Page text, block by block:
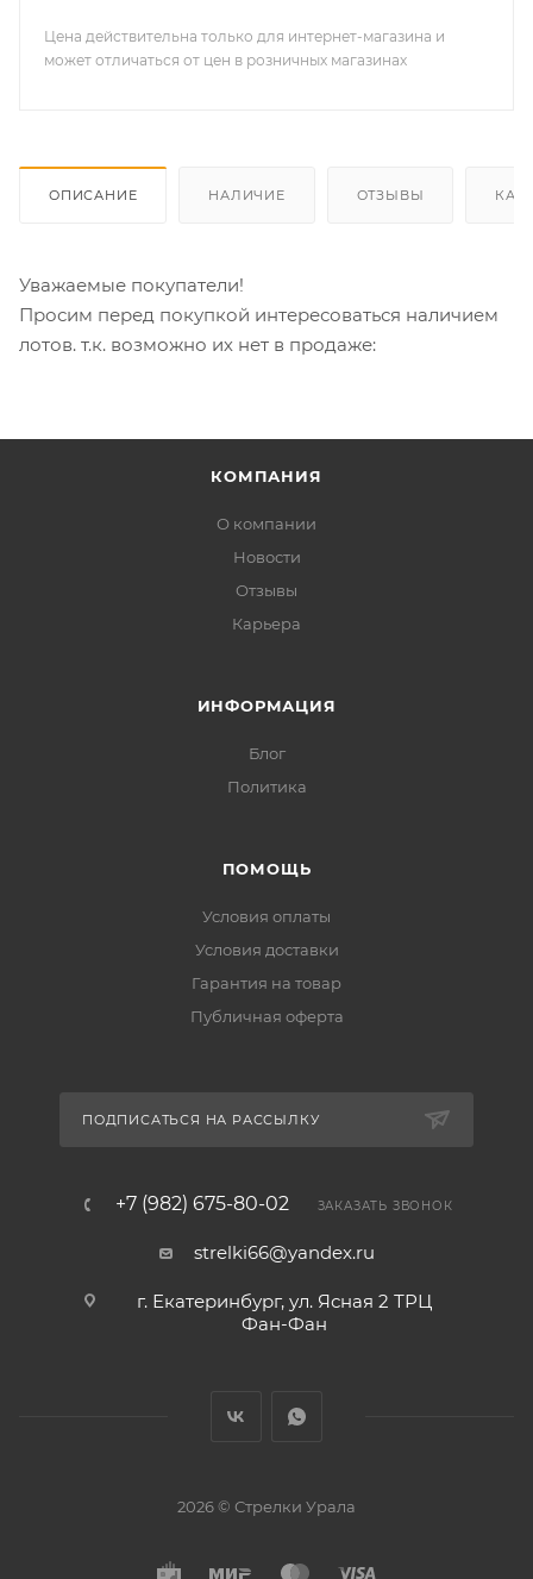
Цена действительна только для интернет-магазина и
может отличаться от цен в розничных магазинах
ОПИСАНИЕ НАЛИЧИЕ ОТЗЫВЫ КАК
Уважаемые покупатели!
Просим перед покупкой интересоваться наличием
лотов. т.к. возможно их нет в продаже:
КОМПАНИЯ
О компании
Новости
Отзывы
Карьера
ИНФОРМАЦИЯ
Блог
Политика
ПОМОЩЬ
Условия оплаты
Условия доставки
Гарантия на товар
Публичная оферта
ПОДПИСАТЬСЯ НА РАССЫЛКУ
+7 (982) 675-80-02 ЗАКАЗАТЬ ЗВОНОК
strelki66@yandex.ru
г. Екатеринбург, ул. Ясная 2 ТРЦ
Фан-Фан
2026 © Стрелки Урала